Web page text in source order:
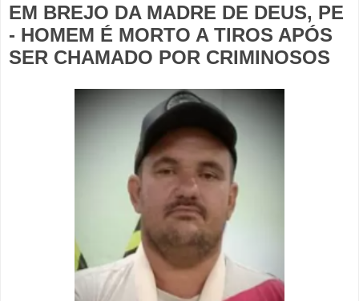
EM BREJO DA MADRE DE DEUS, PE
- HOMEM É MORTO A TIROS APÓS
SER CHAMADO POR CRIMINOSOS